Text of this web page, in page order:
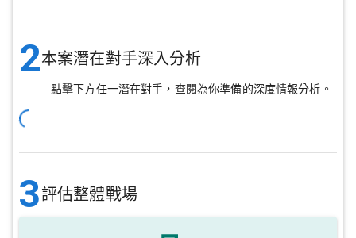
2本案潛在對手深入分析
點擊下方任一潛在對手，查閱為你準備的深度情報分析。
3評估整體戰場